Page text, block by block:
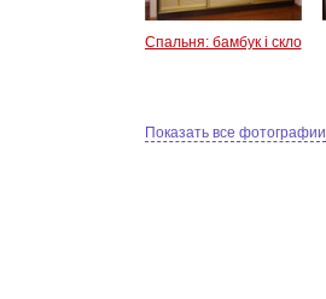
Спальня: бамбук і скло
Показать все фотографии